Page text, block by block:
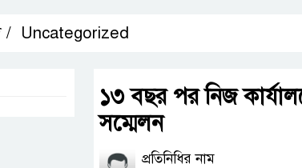
/ Uncategorized
১৩ বছর পর নিজ
সম্মেলন
প্রতিনিধির নাম